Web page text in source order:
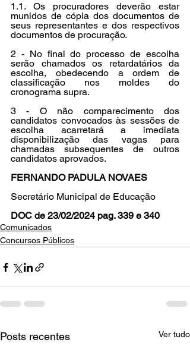
1.1. Os procuradores deverão estar
munidos de cópia dos documentos de
seus representantes e dos respectivos
documentos de procuração.
2 - No final do processo de escolha
serão chamados os retardatários da
escolha, obedecendo a ordem de
classificação nos moldes do
cronograma supra.
3 - O não comparecimento dos
candidatos convocados às sessões de
escolha acarretará a imediata
disponibilização das vagas para
chamadas subsequentes de outros
candidatos aprovados.
FERNANDO PADULA NOVAES
Secretário Municipal de Educação
DOC de 23/02/2024 pag. 339 e 340
Comunicados
Concursos Públicos
Posts recentes Ver tudo